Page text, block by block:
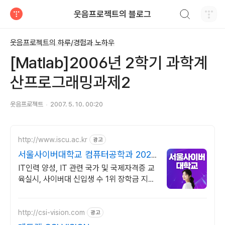
웃음프로젝트의 블로그
웃음프로젝트의 하루/경험과 노하우
[Matlab]2006년 2학기 과학계
산프로그래밍과제2
웃음프로젝트 2007. 5. 10. 00:20
http://www.iscu.ac.kr 광고
서울사이버대학교 컴퓨터공학과 2026
가을학기 신편입생
IT인력 양성, IT 관련 국가 및 국제자격증 교
육실시, 사이버대 신입생 수 1위 장학금 지급
http://csi-vision.com 광고